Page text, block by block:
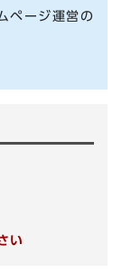
ページ運営の
い